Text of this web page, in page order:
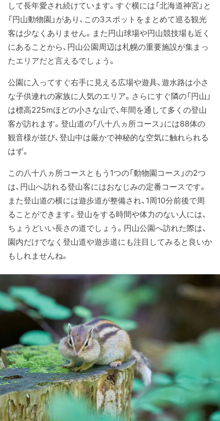
して長年愛され続けています。すぐ横には「北海道神宮」と
「円山動物園」があり、この3スポットをまとめて巡る観光
客は少なくありません。また円山球場や円山競技場も近く
にあることから、円山公園周辺は札幌の重要施設が集まっ
たエリアだと言えるでしょう。
公園に入ってすぐ右手に見える広場や遊具、遊水路は小さ
な子供連れの家族に人気のエリア。さらにすぐ隣の「円山」
は標高225mほどの小さな山で、年間を通して多くの登山
客が訪れます。登山道の「八十八ヵ所コース」には88体の
観音様が並び、登山中は厳かで神秘的な空気に触れられる
はず。
この八十八ヵ所コースともう1つの「動物園コース」の2つ
は、円山へ訪れる登山客にはおなじみの定番コースです。
また登山道の横には遊歩道が整備され、1周10分前後で周
ることができます。登山をする時間や体力のない人には、
ちょうどいい長さの道でしょう。円山公園へ訪れた際は、
園内だけでなく登山道や遊歩道にも注目してみると良いか
もしれませんね。